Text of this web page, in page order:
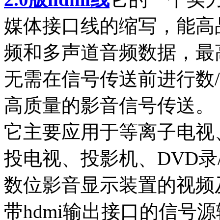
媒体接口线的缩写，能
频和多声道音频数据，
无需在信号传送前进行
高质量的影音信号传送。
它主要应用于等离子电
投电视、投影机、DVD
数位影音显示装置的视
带hdmi输出接口的信号